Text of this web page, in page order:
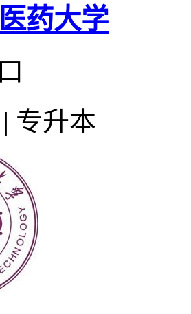
药大学
专升本